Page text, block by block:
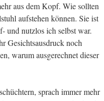
aus dem Kopf. Wie sollten
aufstehen können. Sie ist
und nutzlos ich selbst war.
Gesichtsausdruck noch
warum ausgerechnet dieser
sprach immer mehr